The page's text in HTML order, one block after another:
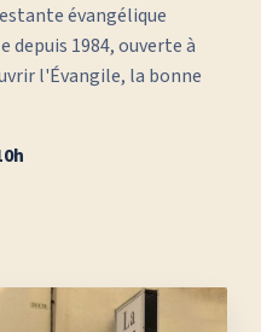
évangélique
depuis 1984, ouverte à
l'Évangile, la bonne